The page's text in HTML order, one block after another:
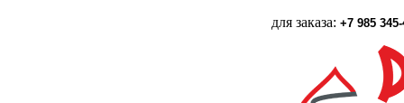
для заказа: +7 985